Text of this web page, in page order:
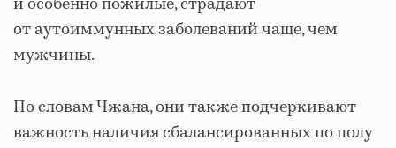
от аутоиммунных заболеваний чаще, чем
мужчины.
По словам Чжана, они также подчеркивают
важность наличия сбалансированных по полу